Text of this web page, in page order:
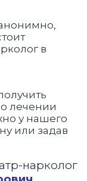
в
лечении
у нашего
или задав
нарколог